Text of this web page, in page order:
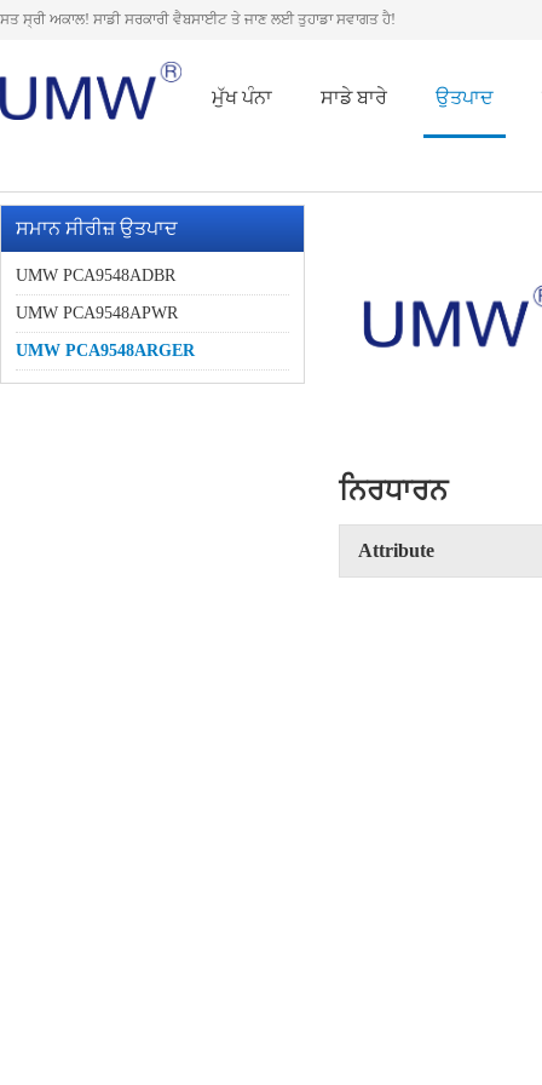
ਸਤ ਸ੍ਰੀ ਅਕਾਲ! ਸਾਡੀ ਸਰਕਾਰੀ ਵੈਬਸਾਈਟ ਤੇ ਜਾਣ ਲਈ ਤੁਹਾਡਾ ਸਵਾਗਤ ਹੈ!
ਮੁੱਖ ਪੰਨਾ ਸਾਡੇ ਬਾਰੇ ਉਤਪਾਦ
ਸਮਾਨ ਸੀਰੀਜ਼ ਉਤਪਾਦ
UMW PCA9548ADBR
UMW PCA9548APWR
UMW PCA9548ARGER
ਨਿਰਧਾਰਨ
Attribute